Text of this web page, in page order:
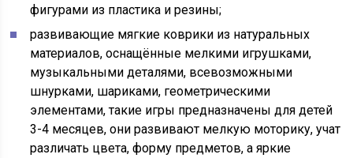
фигурами из пластика и резины;
развивающие мягкие коврики из натуральных
материалов, оснащённые мелкими игрушками,
музыкальными деталями, всевозможными
шнурками, шариками, геометрическими
элементами, такие игры предназначены для детей
3-4 месяцев, они развивают мелкую моторику, учат
различать цвета, форму предметов, а яркие